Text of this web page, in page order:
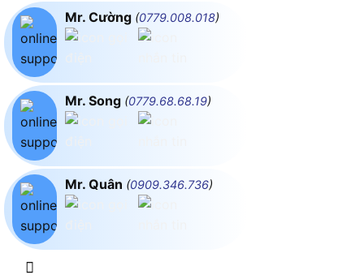
Mr. Cường (0779.008.018)
Mr. Song (0779.68.68.19)
Mr. Quân (0909.346.736)